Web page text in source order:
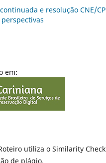
e resolução CNE/
em:
utiliza o Similarity
de plágio.